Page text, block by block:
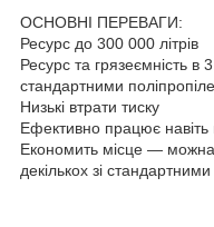
ОСНОВНІ ПЕРЕВАГИ:
Ресурс до 300 000 літрів
Ресурс та грязеємність в
стандартними
Низькі втрати тиску
Ефективно працює навіть
Економить місце — можна
декількох зі